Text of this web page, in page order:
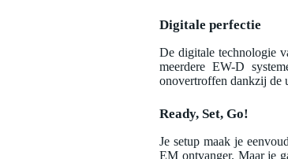
Digitale perfectie
De digitale technologie
meerdere EW-D
onovertroffen dankzij de
Ready, Set, Go!
Je setup maak je
EM ontvanger. Maar je